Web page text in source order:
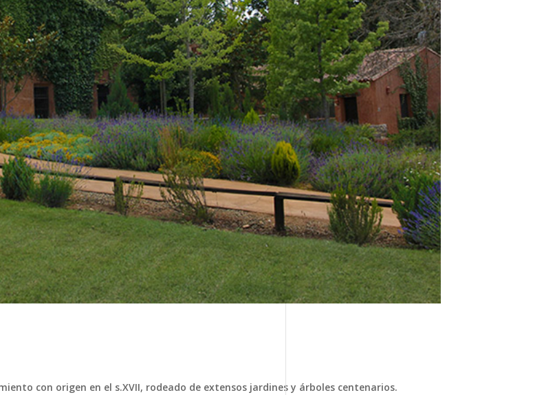
con origen en el s.XVII, rodeado de extensos jardines y árboles centenarios.